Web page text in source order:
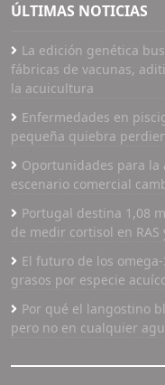
ÚLTIMAS NOTICIAS
La edición genética
fábricas de vacunas,
la acuicultura
Enfermedades en
pequeña quiebra
Oportunidades para
escenario comercial
Portugal destina 1,08
de medir cortisol en
El futuro de los
grasos por especie
Por qué el langostino
pero no en cualquier